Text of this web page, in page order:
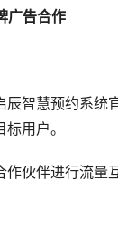
广告合作
辰智慧预约系统
用户。
作伙伴进行流量